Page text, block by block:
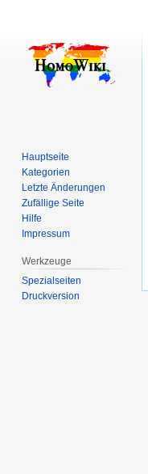
Hauptseite
Kategorien
Letzte Änderungen
Zufällige Seite
Hilfe
Impressum
Werkzeuge
Spezialseiten
Druckversion